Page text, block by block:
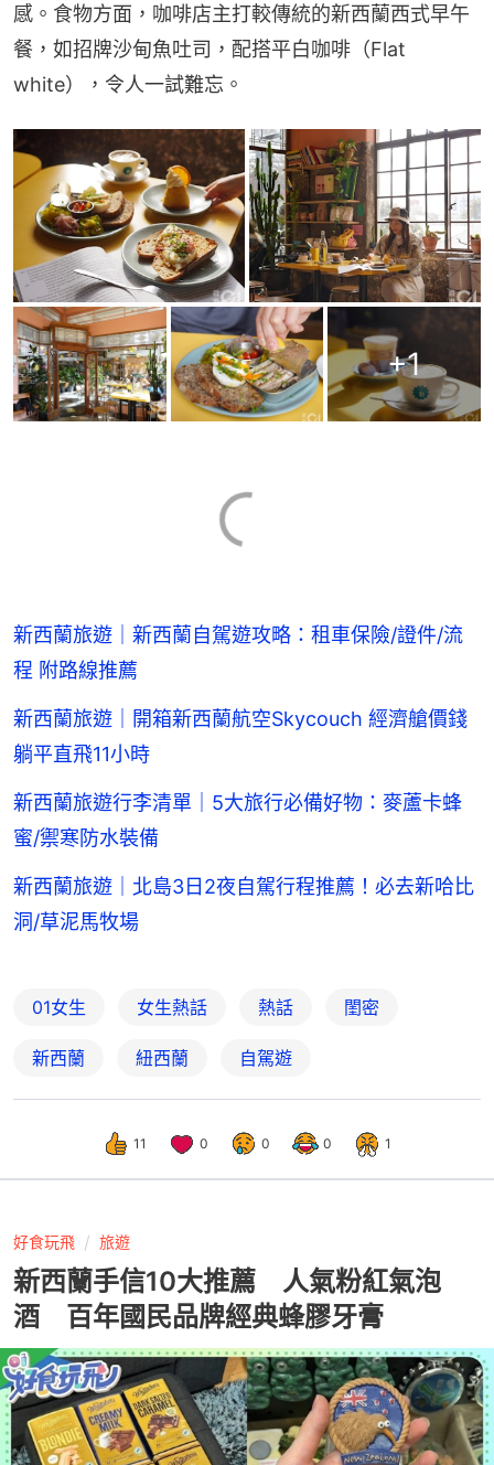
感。食物方面，咖啡店主打較傳統的新西蘭西式早午
餐，如招牌沙甸魚吐司，配搭平白咖啡（Flat
white），令人一試難忘。
+1
新西蘭旅遊｜新西蘭自駕遊攻略：租車保險/證件/流
程 附路線推薦
新西蘭旅遊｜開箱新西蘭航空Skycouch 經濟艙價錢
躺平直飛11小時
新西蘭旅遊行李清單｜5大旅行必備好物：麥蘆卡蜂
蜜/禦寒防水裝備
新西蘭旅遊｜北島3日2夜自駕行程推薦！必去新哈比
洞/草泥馬牧場
01女生 女生熱話 熱話 閨密
新西蘭 紐西蘭 自駕遊
11 0 0 0 1
好食玩飛 旅遊
新西蘭手信10大推薦 人氣粉紅氣泡
酒 百年國民品牌經典蜂膠牙膏